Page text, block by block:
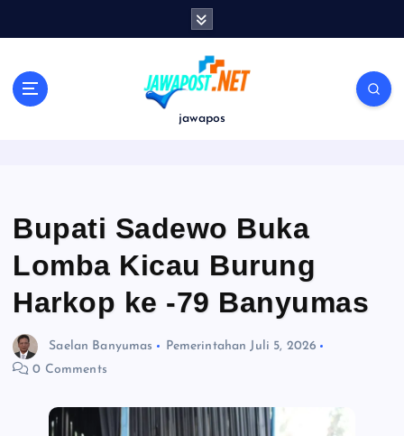
jawapos
Bupati Sadewo Buka
Lomba Kicau Burung
Harkop ke -79 Banyumas
Saelan Banyumas Pemerintahan Juli 5, 2026
0 Comments